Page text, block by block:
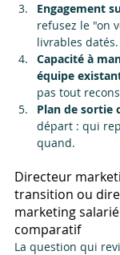
Engagement
refusez le "on
livrables datés.
Capacité à
équipe
pas tout
Plan de sortie
départ : qui
quand.
Directeur
transition ou
marketing
comparatif
La question qui